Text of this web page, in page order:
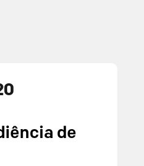
de